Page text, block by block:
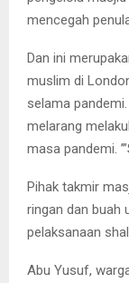
mencegah
Dan ini
muslim di
selama
melarang
masa pandemi.
Pihak takmir
ringan dan buah
pelaksanaan
Abu Yusuf,